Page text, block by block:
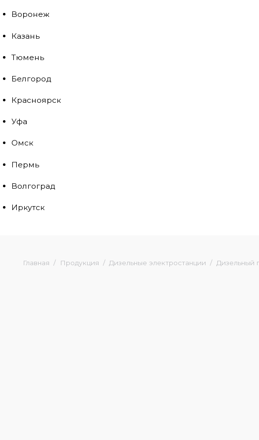
Воронеж
Казань
Тюмень
Белгород
Красноярск
Уфа
Омск
Пермь
Волгоград
Иркутск
Главная Продукция Дизельные электростанции Дизельный